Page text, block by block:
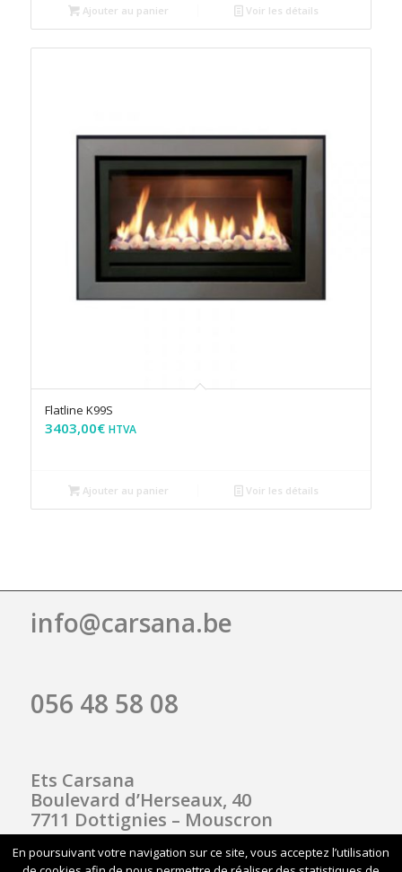
Ajouter au panier Voir les détails
Flatline K99S
3403,00€ HTVA
Ajouter au panier Voir les détails
info@carsana.be
056 48 58 08
Ets Carsana
Boulevard d’Herseaux, 40
7711 Dottignies – Mouscron
En poursuivant votre navigation sur ce site, vous acceptez l’utilisation